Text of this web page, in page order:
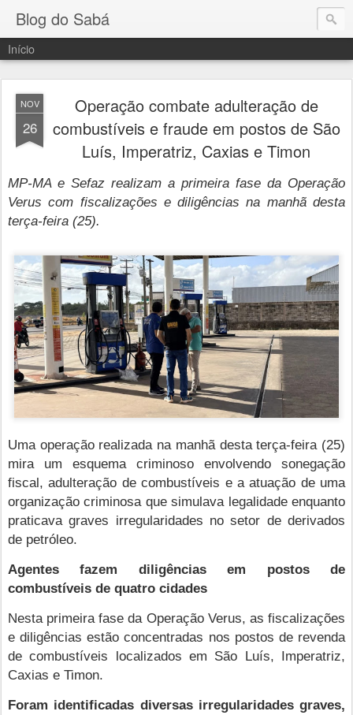
Blog do Sabá
Início
NOV
26
Operação combate adulteração de
combustíveis e fraude em postos de São
Luís, Imperatriz, Caxias e Timon
MP-MA e Sefaz realizam a primeira fase da Operação
Verus com fiscalizações e diligências na manhã desta
terça-feira (25).
Uma operação realizada na manhã desta terça-feira (25)
mira um esquema criminoso envolvendo sonegação
fiscal, adulteração de combustíveis e a atuação de uma
organização criminosa que simulava legalidade enquanto
praticava graves irregularidades no setor de derivados
de petróleo.
Agentes fazem diligências em postos de
combustíveis de quatro cidades
Nesta primeira fase da Operação Verus, as fiscalizações
e diligências estão concentradas nos postos de revenda
de combustíveis localizados em São Luís, Imperatriz,
Caxias e Timon.
Foram identificadas diversas irregularidades graves,